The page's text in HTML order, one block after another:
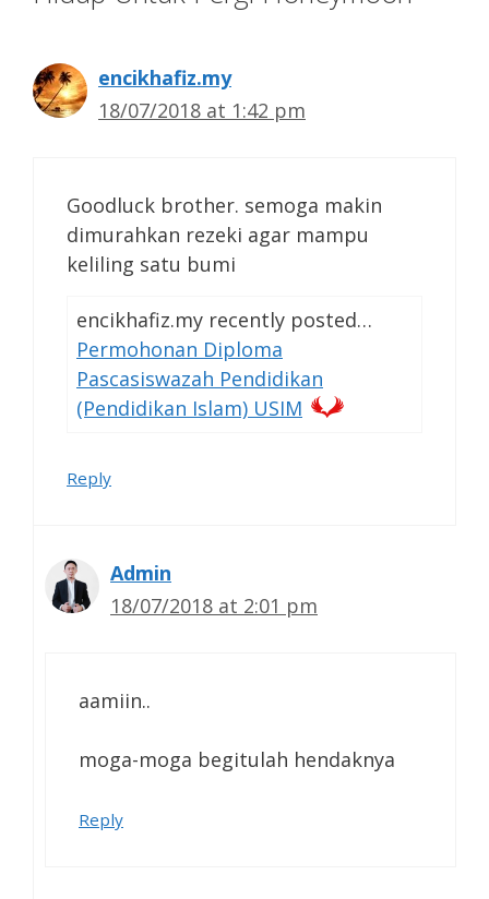
encikhafiz.my
18/07/2018 at 1:42 pm
Goodluck brother. semoga makin
dimurahkan rezeki agar mampu
keliling satu bumi
encikhafiz.my recently posted…
Permohonan Diploma
Pascasiswazah Pendidikan
(Pendidikan Islam) USIM
Reply
Admin
18/07/2018 at 2:01 pm
aamiin..
moga-moga begitulah hendaknya
Reply